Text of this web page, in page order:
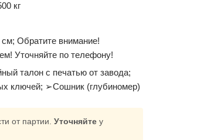
кг
Обратите внимание!
Уточняйте по телефону!
талон с печатью от завода;
ключей; ➢Сошник (глубиномер)
от партии. Уточняйте у